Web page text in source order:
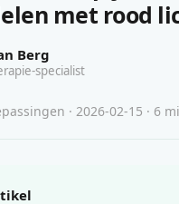
met rood
Berg
specialist
· 2026-02-15 · 6